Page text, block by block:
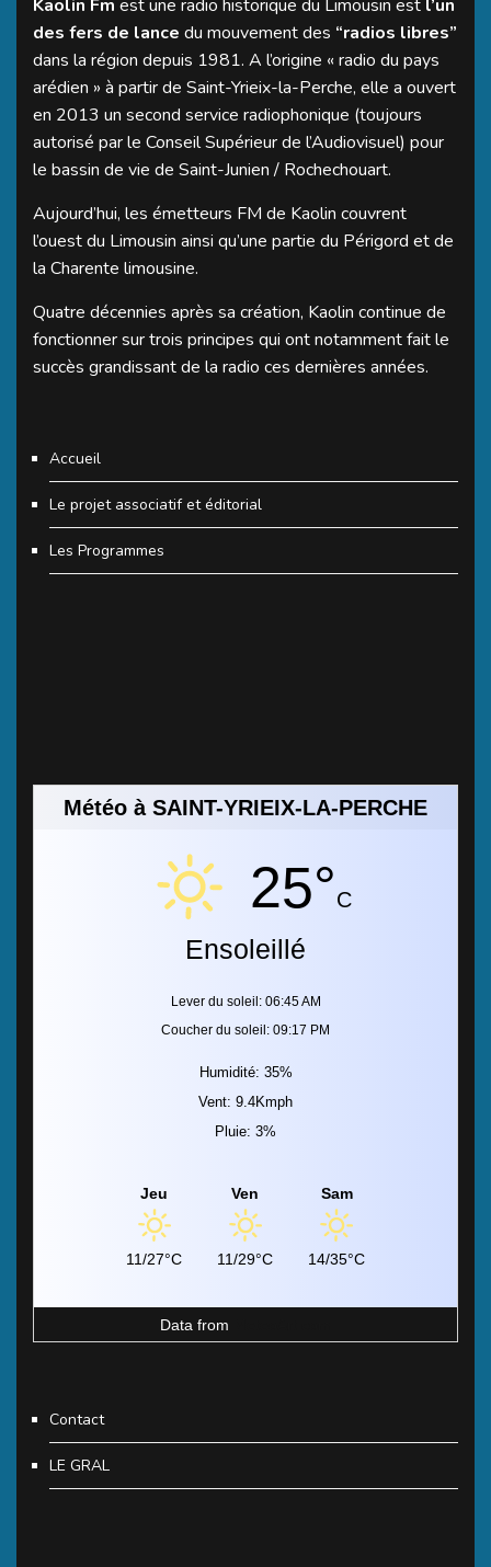
Kaolin Fm est une radio historique du Limousin est l’un
des fers de lance du mouvement des “radios libres”
dans la région depuis 1981. A l’origine « radio du pays
arédien » à partir de Saint-Yrieix-la-Perche, elle a ouvert
en 2013 un second service radiophonique (toujours
autorisé par le Conseil Supérieur de l’Audiovisuel) pour
le bassin de vie de Saint-Junien / Rochechouart.
Aujourd’hui, les émetteurs FM de Kaolin couvrent
l’ouest du Limousin ainsi qu’une partie du Périgord et de
la Charente limousine.
Quatre décennies après sa création, Kaolin continue de
fonctionner sur trois principes qui ont notamment fait le
succès grandissant de la radio ces dernières années.
Accueil
Le projet associatif et éditorial
Les Programmes
Météo à SAINT-YRIEIX-LA-PERCHE
25°C
Ensoleillé
Lever du soleil: 06:45 AM
Coucher du soleil: 09:17 PM
Humidité: 35%
Vent: 9.4Kmph
Pluie: 3%
Jeu
11/27°C
Ven
11/29°C
Sam
14/35°C
Data from
Contact
LE GRAL